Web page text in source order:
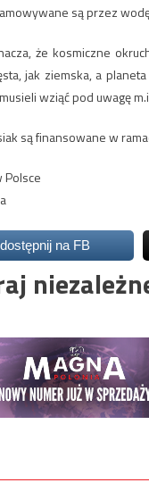
są przez
że kosmiczne
jak ziemska, a
wziąć pod uwagę
są finansowane w
Polsce
na FB